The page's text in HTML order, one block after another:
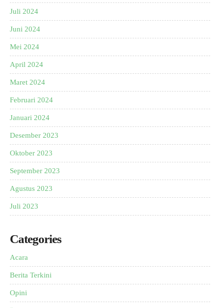
Juli 2024
Juni 2024
Mei 2024
April 2024
Maret 2024
Februari 2024
Januari 2024
Desember 2023
Oktober 2023
September 2023
Agustus 2023
Juli 2023
Categories
Acara
Berita Terkini
Opini